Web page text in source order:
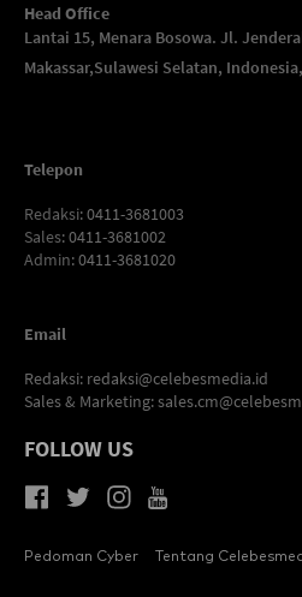
Head Office
Lantai 15, Menara Bosowa. Jl.
Makassar,Sulawesi Selatan,
Telepon
Redaksi: 0411-3681003
Sales: 0411-3681002
Admin: 0411-3681020
Email
Redaksi: redaksi@celebesmedia.id
Sales & Marketing:
FOLLOW US
Pedoman Cyber Tentang